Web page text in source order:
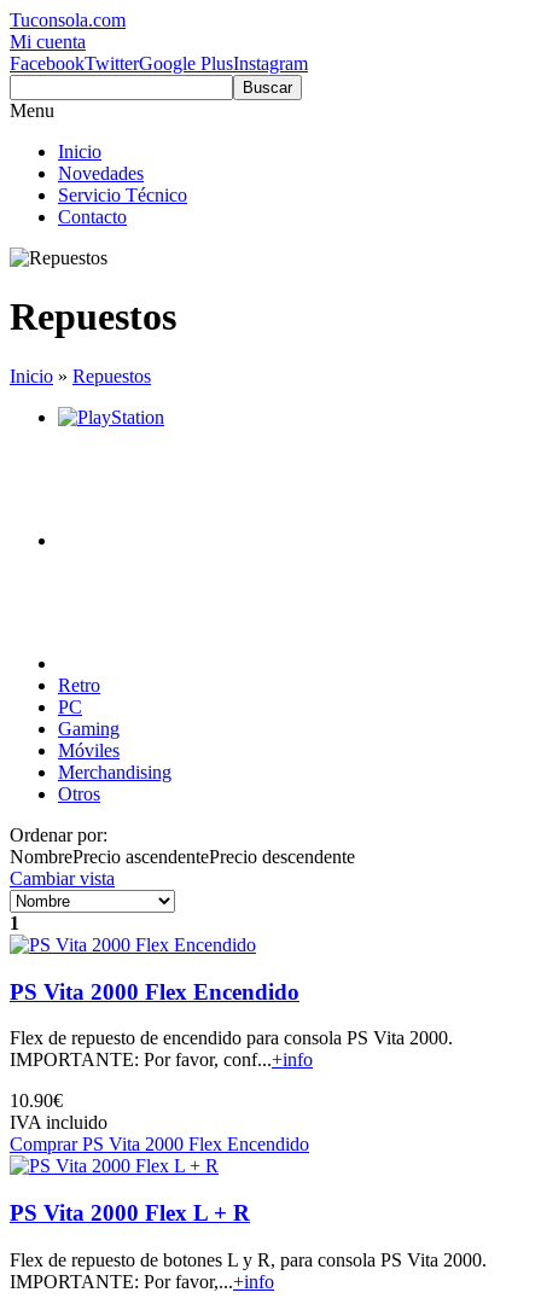
Tuconsola.com
Mi cuenta
FacebookTwitterGoogle PlusInstagram
Buscar
Menu
Inicio
Novedades
Servicio Técnico
Contacto
Repuestos
Inicio » Repuestos
Retro
PC
Gaming
Móviles
Merchandising
Otros
Ordenar por:
NombrePrecio ascendentePrecio descendente
Cambiar vista
1
PS Vita 2000 Flex Encendido
Flex de repuesto de encendido para consola PS Vita 2000.
IMPORTANTE: Por favor, conf...+info
10.90€
IVA incluido
Comprar PS Vita 2000 Flex Encendido
PS Vita 2000 Flex L + R
Flex de repuesto de botones L y R, para consola PS Vita 2000.
IMPORTANTE: Por favor,...+info